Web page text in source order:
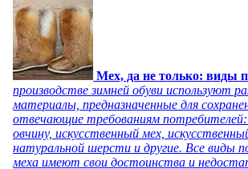
Мех, да не только: виды
производстве зимней обуви используют
материалы, предназначенные для
отвечающие требованиям
овчину, искусственный мех,
натуральной шерсти и другие. Все виды
меха имеют свои достоинства и